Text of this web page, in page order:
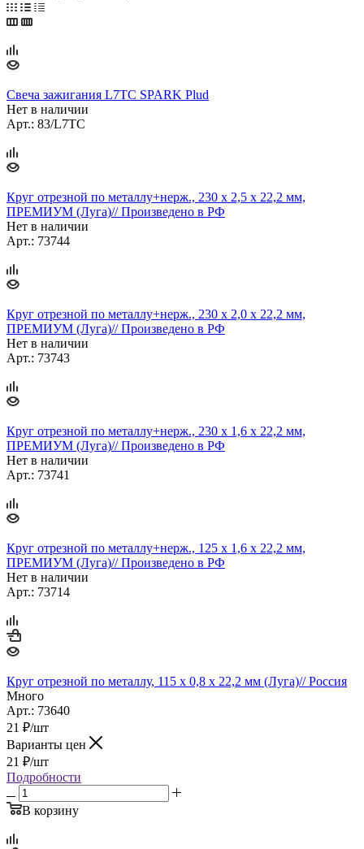
Свеча зажигания L7TC SPARK Plud
Нет в наличии
Арт.: 83/L7TC
Круг отрезной по металлу+нерж., 230 х 2,5 х 22,2 мм,
ПРЕМИУМ (Луга)// Произведено в РФ
Нет в наличии
Арт.: 73744
Круг отрезной по металлу+нерж., 230 х 2,0 х 22,2 мм,
ПРЕМИУМ (Луга)// Произведено в РФ
Нет в наличии
Арт.: 73743
Круг отрезной по металлу+нерж., 230 х 1,6 х 22,2 мм,
ПРЕМИУМ (Луга)// Произведено в РФ
Нет в наличии
Арт.: 73741
Круг отрезной по металлу+нерж., 125 х 1,6 х 22,2 мм,
ПРЕМИУМ (Луга)// Произведено в РФ
Нет в наличии
Арт.: 73714
Круг отрезной по металлу, 115 х 0,8 х 22,2 мм (Луга)// Россия
Много
Арт.: 73640
21 ₽/шт
Варианты цен
21 ₽/шт
Подробности
В корзину